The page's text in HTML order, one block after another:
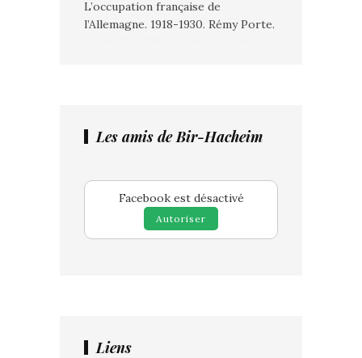
L’occupation française de
l’Allemagne. 1918-1930. Rémy Porte.
Les amis de Bir-Hacheim
Facebook est désactivé
Autoriser
Liens